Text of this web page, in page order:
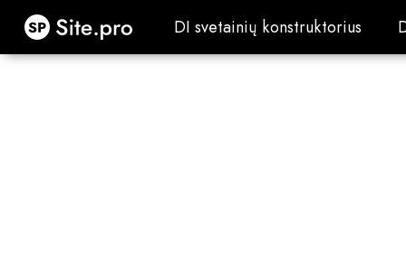
Site.pro DI svetainių konstruktorius
DI svetainių konstruktorius